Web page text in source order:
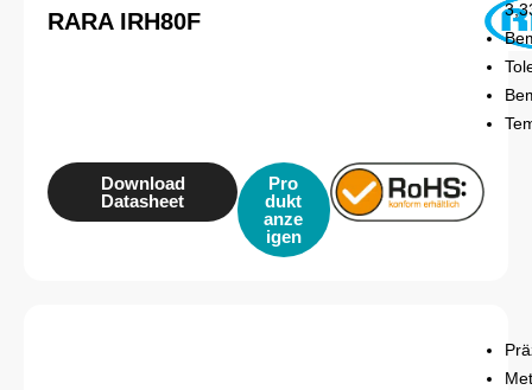
RARA IRH80F
Pro
dukt
anze
igen
Download
Datasheet